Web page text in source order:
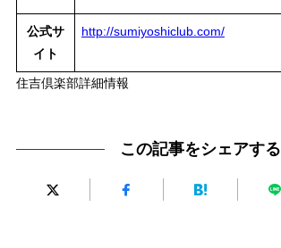
公式サ
イト
http://sumiyoshiclub.com/
住吉倶楽部詳細情報
この記事をシェアする